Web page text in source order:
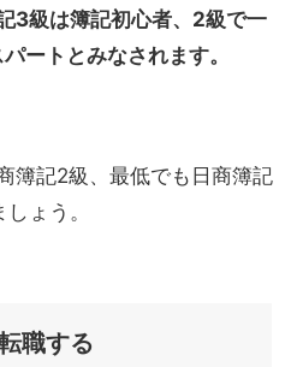
3級は簿記初心者、2級で一
ートとみなされます。
簿記2級、最低でも日商簿記
ょう。
職する